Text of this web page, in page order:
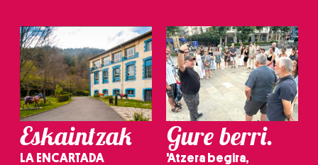
Eskaintzak
LA ENCARTADA
Gure berri.
'Atzera begira,